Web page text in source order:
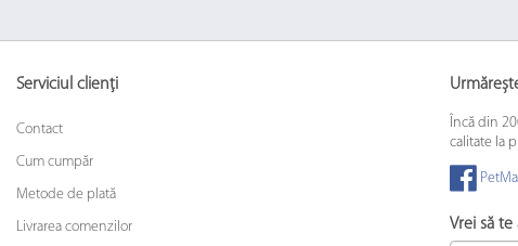
Serviciul clienți
Contact
Cum cumpăr
Metode de plată
Livrarea comenzilor
Încă din
calitate la
Vrei să